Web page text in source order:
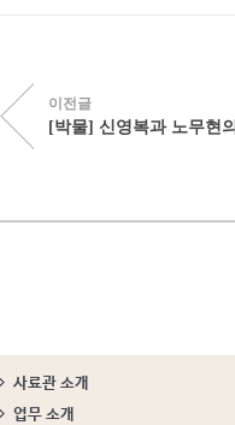
이전글
[박물] 신영복과 노무현
사료관 소개
업무 소개